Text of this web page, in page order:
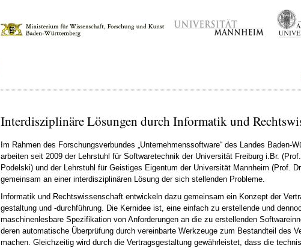
Interdisziplinäre Lösungen durch Informatik und
Im Rahmen des Forschungsverbundes „Unternehmenssoftware“ des Landes Baden-
arbeiten seit 2009 der Lehrstuhl für Softwaretechnik der Universität Freiburg i.Br.
Podelski) und der Lehrstuhl für Geistiges Eigentum der Universität Mannheim (Prof.
gemeinsam an einer interdisziplinären Lösung der sich stellenden Probleme.
Informatik und Rechtswissenschaft entwickeln dazu gemeinsam ein Konzept der
gestaltung und -durchführung. Die Kernidee ist, eine einfach zu erstellende und
maschinenlesbare Spezifikation von Anforderungen an die zu erstellenden
deren automatische Überprüfung durch vereinbarte Werkzeuge zum Bestandteil des
machen. Gleichzeitig wird durch die Vertragsgestaltung gewährleistet, dass die